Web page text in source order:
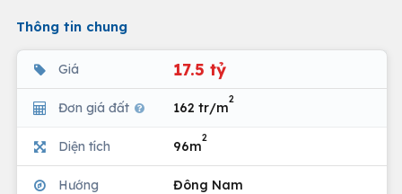
Thông tin chung
Giá 17.5 tỷ
Đơn giá đất 162 tr/m
2
Diện tích 96m
2
Hướng Đông Nam